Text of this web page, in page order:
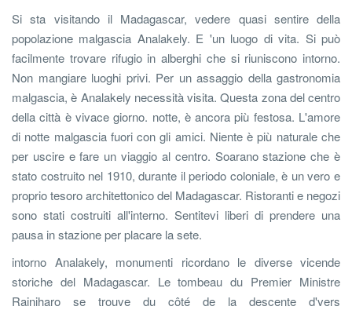
Si sta visitando il Madagascar, vedere quasi sentire della
popolazione malgascia Analakely. E 'un luogo di vita. Si può
facilmente trovare rifugio in alberghi che si riuniscono intorno.
Non mangiare luoghi privi. Per un assaggio della gastronomia
malgascia, è Analakely necessità visita. Questa zona del centro
della città è vivace giorno. notte, è ancora più festosa. L'amore
di notte malgascia fuori con gli amici. Niente è più naturale che
per uscire e fare un viaggio al centro. Soarano stazione che è
stato costruito nel 1910, durante il periodo coloniale, è un vero e
proprio tesoro architettonico del Madagascar. Ristoranti e negozi
sono stati costruiti all'interno. Sentitevi liberi di prendere una
pausa in stazione per placare la sete.
intorno Analakely, monumenti ricordano le diverse vicende
storiche del Madagascar. Le tombeau du Premier Ministre
Rainiharo se trouve du côté de la descente d'vers